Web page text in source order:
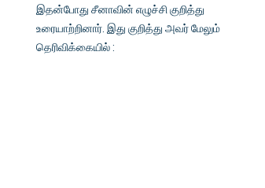
இதன்போது சீனாவின் எழுச்சி குறித்து
உரையாற்றினார். இது குறித்து அவர் மேலும்
தெரிவிக்கையில் :